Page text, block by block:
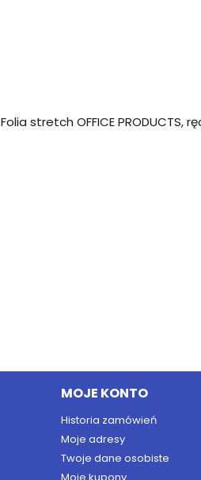
Folia stretch OFFICE
MOJE KONTO
Historia zamówień
Moje adresy
Twoje dane osobiste